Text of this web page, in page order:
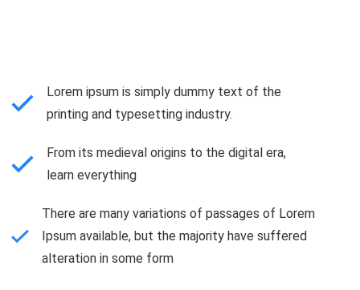
Lorem ipsum is simply dummy text of the
printing and typesetting industry.
From its medieval origins to the digital era,
learn everything
There are many variations of passages of Lorem
Ipsum available, but the majority have suffered
alteration in some form